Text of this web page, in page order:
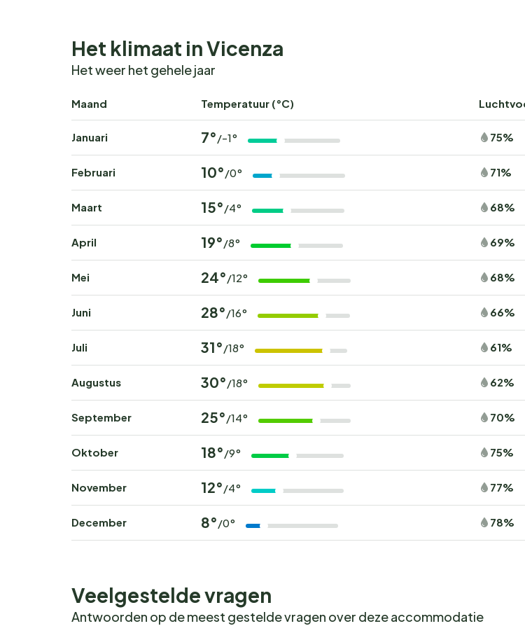
Het klimaat in Vicenza
Het weer het gehele jaar
Maand Temperatuur (°C)
Januari 7°/-1° 75%
Februari 10°/0° 71%
Maart 15°/4° 68%
April 19°/8° 69%
Mei 24°/12° 68%
Juni 28°/16° 66%
Juli 31°/18° 61%
Augustus 30°/18° 62%
September 25°/14° 70%
Oktober 18°/9° 75%
November 12°/4° 77%
December 8°/0° 78%
Veelgestelde vragen
Antwoorden op de meest gestelde vragen over deze accommodatie